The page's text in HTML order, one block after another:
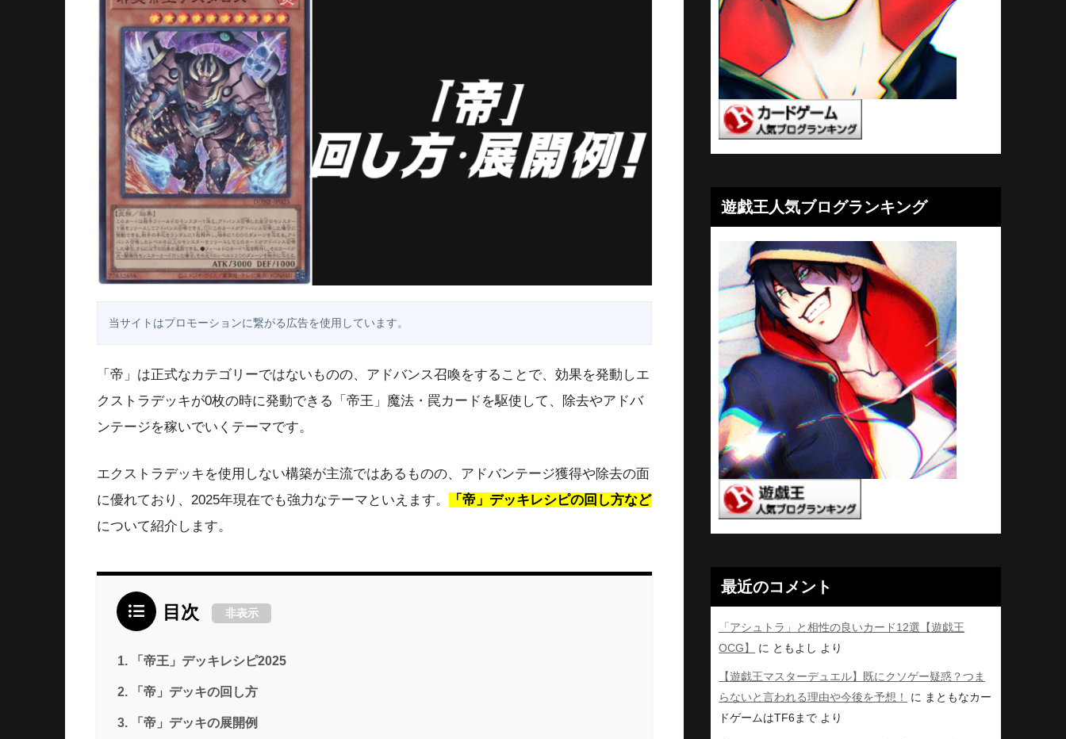
当サイトはプロモーションに繋がる広告を使用しています。
「帝」は正式なカテゴリーではないものの、アドバンス召喚をすることで、効果を発動しエ
クストラデッキが0枚の時に発動できる「帝王」魔法・罠カードを駆使して、除去やアドバ
ンテージを稼いでいくテーマです。
エクストラデッキを使用しない構築が主流ではあるものの、アドバンテージ獲得や除去の面
に優れており、2025年現在でも強力なテーマといえます。
「帝」デッキレシピの回し方など
について紹介します。
目次 非表示
「帝王」デッキレシピ2025
「帝」デッキの回し方
「帝」デッキの展開例
遊戯王人気ブログランキング
最近のコメント
「アシュトラ」と相性の良いカード12選【遊戯王
OCG】
に ともよし より
【遊戯王マスターデュエル】既にクソゲー疑惑？つま
らないと言われる理由や今後を予想！
に まともなカー
ドゲームはTF6まで より